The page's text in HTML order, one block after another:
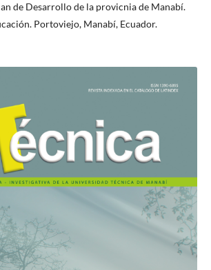
de Desarrollo de la provicnia de Manabí.
Portoviejo, Manabí, Ecuador.